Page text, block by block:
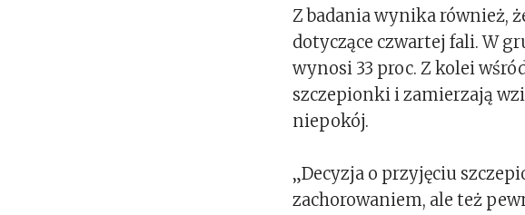
Z badania wynika również,
dotyczące czwartej fali. W
wynosi 33 proc. Z kolei
szczepionki i zamierzają
niepokój.
„Decyzja o przyjęciu
zachorowaniem, ale też